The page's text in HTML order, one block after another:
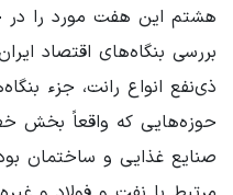
هشتم این هفت مورد را
بررسی بنگاه‌های اقتصاد
ذی‌نفع انواع رانت، جزء
حوزه‌هایی که واقعاً بخش
صنایع غذایی و ساختمان